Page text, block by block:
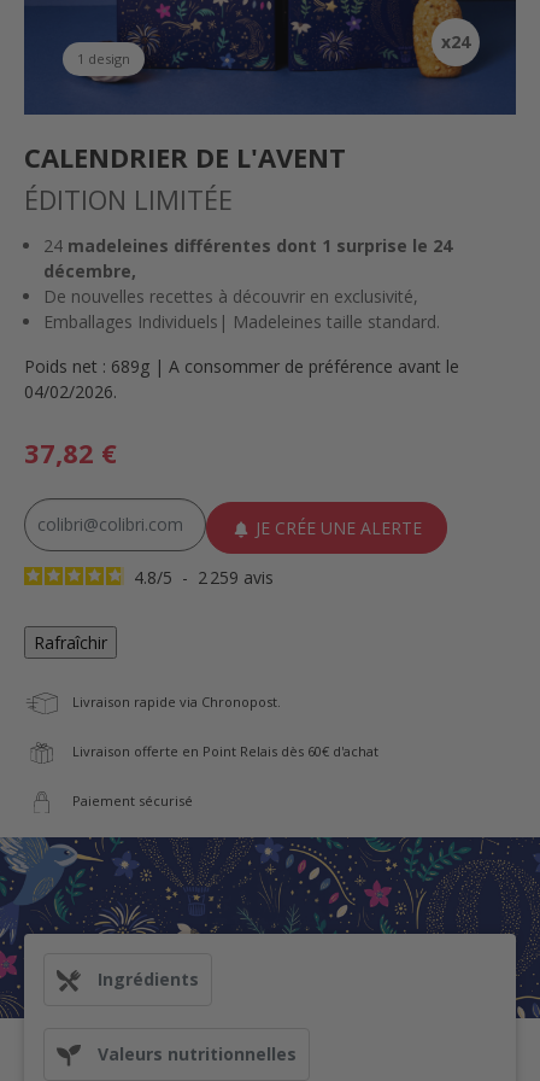
1 design
x24
CALENDRIER DE L'AVENT
ÉDITION LIMITÉE
24 madeleines différentes dont 1 surprise le 24
décembre,
De nouvelles recettes à découvrir en exclusivité,
Emballages Individuels| Madeleines taille standard.
Poids net : 689g | A consommer de préférence avant le
04/02/2026.
37,82 €
JE CRÉE UNE ALERTE
4.8/5 - 2 259 avis
Livraison rapide via Chronopost.
Livraison offerte en Point Relais dès 60€ d'achat
Paiement sécurisé
Ingrédients
Valeurs nutritionnelles